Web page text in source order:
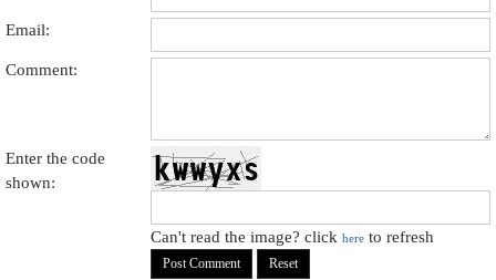
Email:
Comment:
Enter the code
shown:
Can't read the image? clickhere to refresh